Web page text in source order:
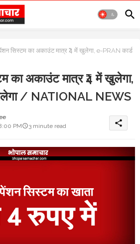
सिस्टम का अकाउंट मात्र ₹4 में खुलेगा, e-PRAN कार्ड
अकाउंट मात्र ₹4 में खुलेगा,
/ NATIONAL NEWS
PM
3 minute read share